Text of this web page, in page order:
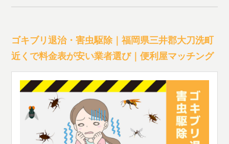
ゴキブリ退治・害虫駆除｜福岡県三井郡大刀洗町
近くで料金表が安い業者選び｜便利屋マッチング